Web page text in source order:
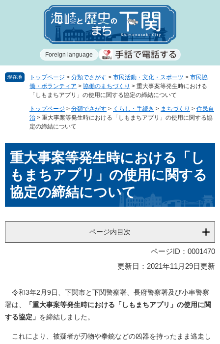
で
ば
Foreign language
現在地 トップページ > 分類でさがす > 市民活動・文化・スポーツ > 市民協
働・ボランティア > 協働のまちづくり > 重大事案等発生時における
「しもまちアプリ」の使用に関する協定の締結について
トップページ > 分類でさがす > くらし・手続き > まちづくり > 住民自
治 > 重大事案等発生時における「しもまちアプリ」の使用に関する協
定の締結について
文重大事案等発生時における「し
もまちアプリ」の使用に関する
協定の締結について
ページ内目次
ページID：0001470
更新日：2021年11月29日更新
令和3年2月9日、下関市と下関警察署、長府警察署及び小串警察
署は、
「重大事案等発生時における「しもまちアプリ」の使用に関
する協定」 を締結しました。
これにより、被疑者が刃物や拳銃などの凶器を持ったまま逃走し